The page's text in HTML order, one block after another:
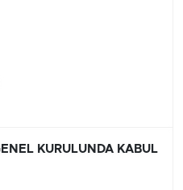
KURULUNDA KABUL